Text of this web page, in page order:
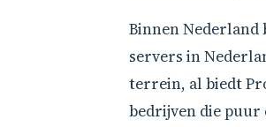
Binnen Nederland
servers in
terrein, al biedt
bedrijven die puur